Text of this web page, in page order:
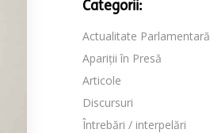
Categorii:
Actualitate Parlamentară
Apariții în Presă
Articole
Discursuri
Întrebări / interpelări